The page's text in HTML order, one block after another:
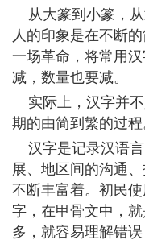
从大篆到小篆，从
人的印象是在不断
一场革命，将常用
减，数量也要减。
实际上，汉字并不
期的由简到繁的过程
汉字是记录汉语言
展、地区间的沟通
不断丰富着。初民
字，在甲骨文中，
多，就容易理解错